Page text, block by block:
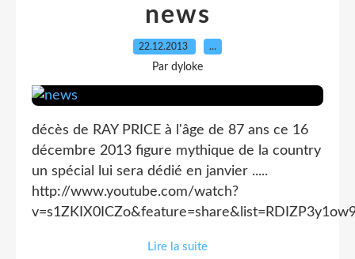
news
22.12.2013 …
Par dyloke
décès de RAY PRICE à l'âge de 87 ans ce 16
décembre 2013 figure mythique de la country
un spécial lui sera dédié en janvier .....
http://www.youtube.com/watch?
Lire la suite